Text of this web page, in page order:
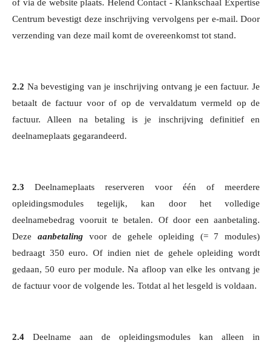
of via de website plaats. Helend Contact - Klankschaal Expertise
Centrum bevestigt deze inschrijving vervolgens per e-mail. Door
verzending van deze mail komt de overeenkomst tot stand.
2.2 Na bevestiging van je inschrijving ontvang je een factuur. Je
betaalt de factuur voor of op de vervaldatum vermeld op de
factuur. Alleen na betaling is je inschrijving definitief en
deelnameplaats gegarandeerd.
2.3 Deelnameplaats reserveren voor één of meerdere
opleidingsmodules tegelijk, kan door het volledige
deelnamebedrag vooruit te betalen. Of door een aanbetaling.
Deze aanbetaling voor de gehele opleiding (= 7 modules)
bedraagt 350 euro. Of indien niet de gehele opleiding wordt
gedaan, 50 euro per module. Na afloop van elke les ontvang je
de factuur voor de volgende les. Totdat al het lesgeld is voldaan.
2.4 Deelname aan de opleidingsmodules kan alleen in